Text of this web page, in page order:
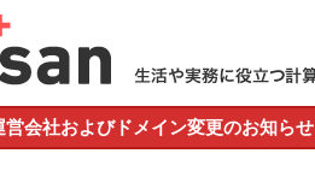
営会社およびドメイン変更のお知らせ